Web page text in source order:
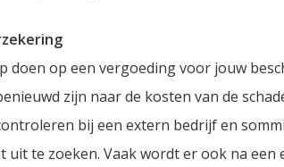
doen op een vergoeding voor jouw
zijn naar de kosten van de
bij een extern bedrijf en
uit te zoeken. Vaak wordt er ook na